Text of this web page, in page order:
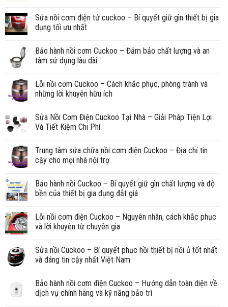
Sửa nồi cơm điện tử cuckoo – Bí quyết giữ gìn thiết bị gia
dụng tối ưu nhất
Bảo hành nồi cơm Cuckoo – Đảm bảo chất lượng và an
tâm sử dụng lâu dài
Lỗi nồi cơm Cuckoo – Cách khắc phục, phòng tránh và
những lời khuyên hữu ích
Sửa Nồi Cơm Điện Cuckoo Tại Nhà – Giải Pháp Tiện Lợi
Và Tiết Kiệm Chi Phí
Trung tâm sửa chữa nồi cơm điện Cuckoo – Địa chỉ tin
cậy cho mọi nhà nội trợ
Bảo hành nồi Cuckoo – Bí quyết giữ gìn chất lượng và độ
bền của thiết bị gia dụng đắt giá
Lỗi nồi cơm điện Cuckoo – Nguyên nhân, cách khắc phục
và lời khuyên từ chuyên gia
Sửa nồi Cuckoo – Bí quyết phục hồi thiết bị nồi ủ tốt nhất
và đáng tin cậy nhất Việt Nam
Bảo hành nồi cơm điện Cuckoo – Hướng dẫn toàn diện về
dịch vụ chính hãng và kỹ năng bảo trì